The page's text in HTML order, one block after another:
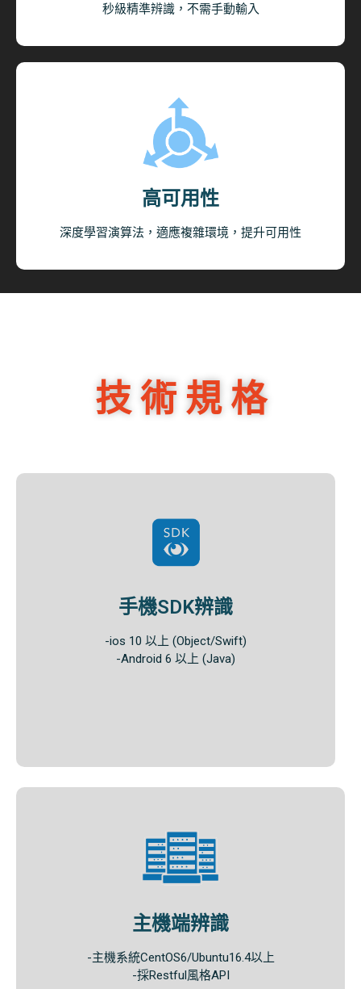
秒級精準辨識，不需手動輸入
高可用性​
深度學習演算法，適應複雜環境，提升可用性
技 術 規 格​
手機SDK辨識​
-ios 10 以上 (Object/Swift)
-Android 6 以上 (Java)
主機端辨識​
-主機系統CentOS6/Ubuntu16.4以上​
-採Restful風格API​